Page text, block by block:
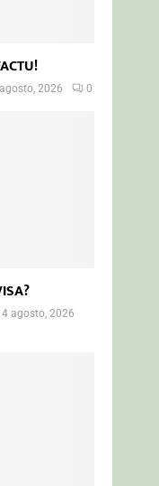
2026 0
4 agosto, 2026